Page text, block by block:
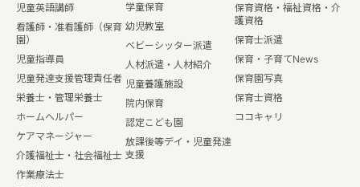
児童英語講師
看護師・准看護師（保育
園）
児童指導員
児童発達支援管理責任者
栄養士・管理栄養士
ホームヘルパー
ケアマネージャー
介護福祉士・社会福祉士
作業療法士
学童保育
幼児教室
ベビーシッター派遣
人材派遣・人材紹介
児童養護施設
院内保育
認定こども園
放課後等デイ・児童発達
支援
保育資格・福祉資格・介
護資格
保育士派遣
保育・子育てNews
保育園写真
保育士資格
ココキャリ